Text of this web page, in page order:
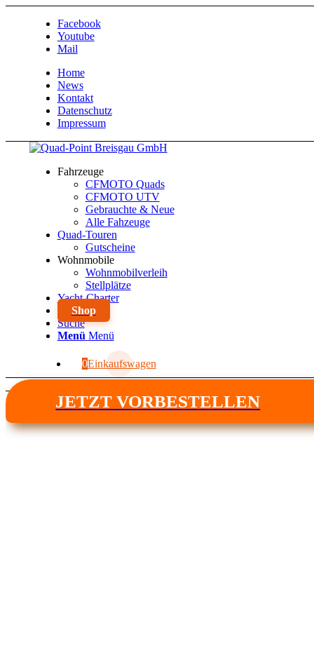
Facebook
Youtube
Mail
Home
News
Kontakt
Datenschutz
Impressum
Fahrzeuge
CFMOTO Quads
CFMOTO UTV
Gebrauchte & Neue
Alle Fahzeuge
Quad-Touren
Gutscheine
Wohnmobile
Wohnmobilverleih
Stellplätze
Yacht-Charter
Shop
Suche
Menü Menü
0Einkaufswagen
Du bist hier:
JETZT VORBESTELLEN